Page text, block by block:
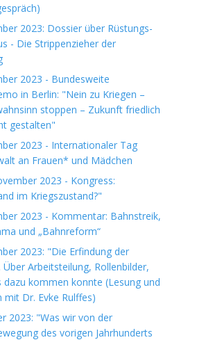
2023: Dossier über Rüstungs-
- Die Strippenzieher der
2023 - Bundesweite
in Berlin: "Nein zu Kriegen –
stoppen – Zukunft friedlich
gestalten"
2023 - Internationaler Tag
an Frauen* und Mädchen
2023 - Kongress:
im Kriegszustand?"
2023 - Kommentar: Bahnstreik,
und „Bahnreform“
2023: "Die Erfindung der
Über Arbeitsteilung, Rollenbilder,
dazu kommen konnte (Lesung und
mit Dr. Evke Rulffes)
2023: "Was wir von der
des vorigen Jahrhunderts